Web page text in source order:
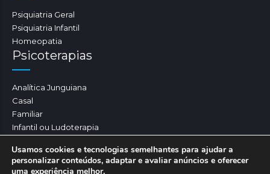
Psiquiatria Geral
Psiquiatria Infantil
Homeopatia
Psicoterapias
Analítica Junguiana
Casal
Familiar
Infantil ou Ludoterapia
Usamos cookies e tecnologias semelhantes para ajudar a
personalizar conteúdos, adaptar e avaliar anúncios e oferecer
uma experiência melhor.